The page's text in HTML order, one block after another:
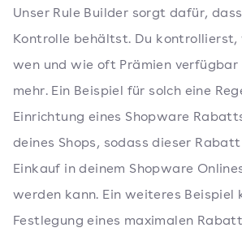
Unser Rule Builder sorgt dafür,
Kontrolle behältst. Du kontrollierst,
wen und wie oft Prämien verfügbar
mehr. Ein Beispiel für solch eine
Einrichtung eines Shopware
deines Shops, sodass dieser
Einkauf in deinem Shopware
werden kann. Ein weiteres Beispiel
Festlegung eines maximalen